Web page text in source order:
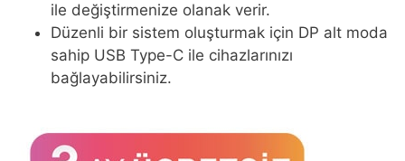
ile değiştirmenize olanak verir.
Düzenli bir sistem oluşturmak için DP alt moda
sahip USB Type-C ile cihazlarınızı
bağlayabilirsiniz.